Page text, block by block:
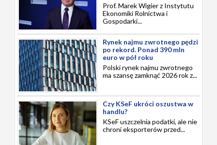
Prof. Marek Wigier z Instytutu
Ekonomiki Rolnictwa i
Gospodarki...
Rynek najmu zwrotnego pędzi
po rekord. Ponad 390 mln
euro w pół roku
Polski rynek najmu zwrotnego
ma szansę zamknąć 2026 rok z...
Czy KSeF ukróci oszustwa w
handlu?
KSeF uszczelnia podatki, ale nie
chroni eksporterów przed...